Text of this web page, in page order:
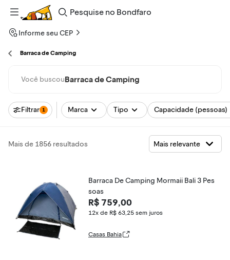
Pesquise
Bondfaro
Informe seu CEP
Barraca de Camping
Você buscouBarraca de Camping
Filtrar 1 Marca Tipo Capacidade (pessoas)
Mais de 1856 resultados
Barraca De Camping Mormaii Bali 3 Pes
soas
R$ 759,00
12x de R$ 63,25 sem juros
Casas Bahia